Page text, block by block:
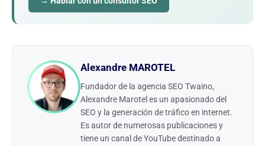
Alexandre MAROTEL
Fundador de la agencia SEO Twaino,
Alexandre Marotel es un apasionado del
SEO y la generación de tráfico en internet.
Es autor de numerosas publicaciones y
tiene un canal de YouTube destinado a